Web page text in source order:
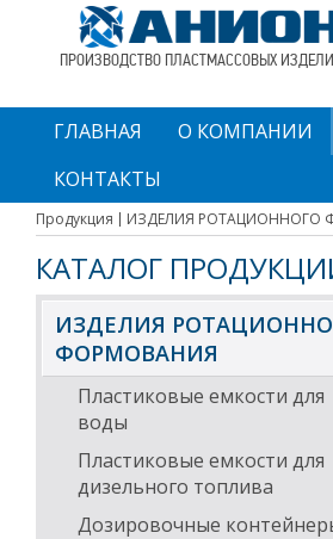
ПРОИЗВОДСТВО ПЛАСТМАССОВЫХ
ГЛАВНАЯ О КОМПАНИИ
КОНТАКТЫ
Продукция ИЗДЕЛИЯ РОТАЦИОННОГО
КАТАЛОГ
ИЗДЕЛИЯ
ФОРМОВАНИЯ
Пластиковые емкости для
воды
Пластиковые емкости для
дизельного топлива
Дозировочные